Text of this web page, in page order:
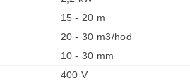
15 - 20 m
20 - 30 m3/hod
10 - 30 mm
400 V